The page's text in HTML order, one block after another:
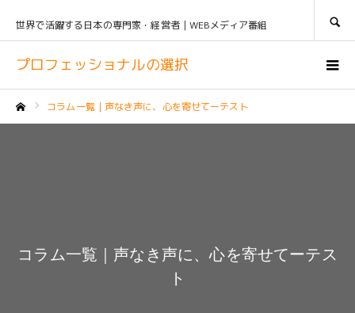
プロフェッショナルの選択
世界で活躍する日本の専門家・経営者｜WEBメディア番組
コラム一覧｜声なき声に、心を寄せてーテスト
コラム一覧｜声なき声に、心を寄せてーテス
ト